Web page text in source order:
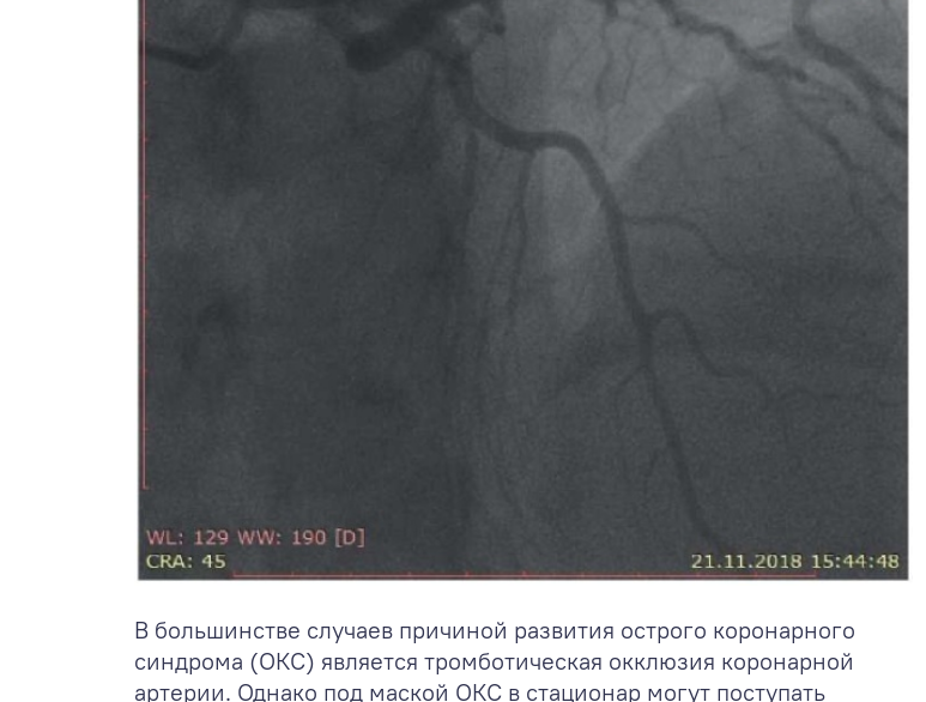
В большинстве случаев причиной развития острого коронарного
синдрома (ОКС) является тромботическая окклюзия коронарной
артерии. Однако под маской ОКС в стационар могут поступать